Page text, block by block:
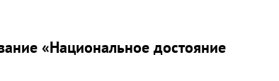
«Национальное достояние